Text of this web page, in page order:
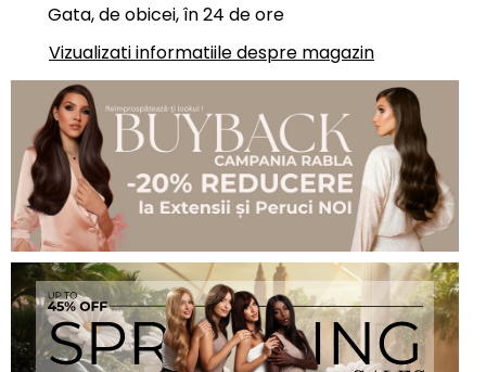
Gata, de obicei, în 24 de ore
Vizualizati informatiile despre magazin